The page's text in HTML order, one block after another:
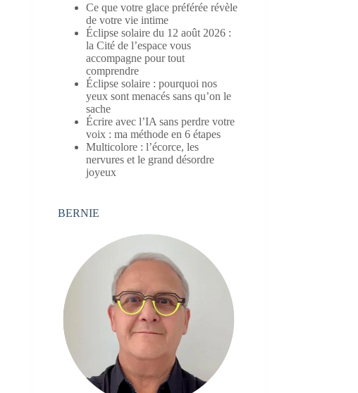
Ce que votre glace préférée révèle
de votre vie intime
Éclipse solaire du 12 août 2026 :
la Cité de l’espace vous
accompagne pour tout
comprendre
Éclipse solaire : pourquoi nos
yeux sont menacés sans qu’on le
sache
Écrire avec l’IA sans perdre votre
voix : ma méthode en 6 étapes
Multicolore : l’écorce, les
nervures et le grand désordre
joyeux
BERNIE